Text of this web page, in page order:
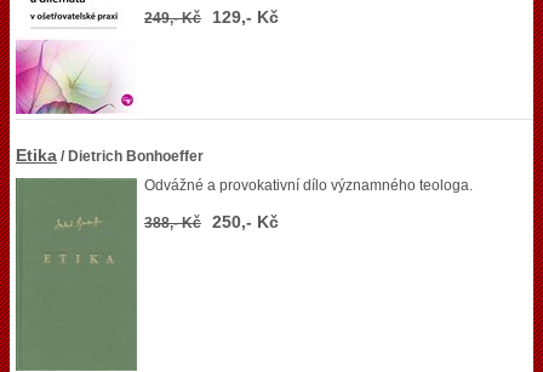
249,- Kč 129,- Kč
Etika / Dietrich Bonhoeffer
Odvážné a provokativní dílo významného teologa.
388,- Kč 250,- Kč